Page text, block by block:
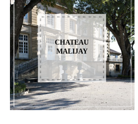
CHATEAU
MALIJAY